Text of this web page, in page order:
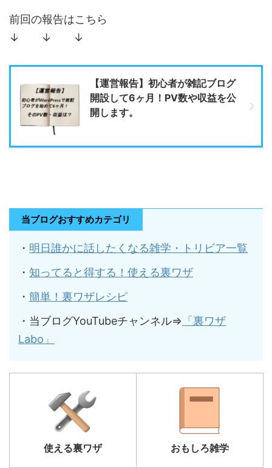
前回の報告はこちら
↓ ↓ ↓
【運営報告】初心者が雑記ブログ
開設して6ヶ月！PV数や収益を公
開します。
当ブログおすすめカテゴリ
・ 明日誰かに話したくなる雑学・トリビア一覧
・ 知ってると得する！使える裏ワザ
・ 簡単！裏ワザレシピ
・当ブログYouTubeチャンネル⇒ 「裏ワザ
Labo」
使える裏ワザ おもしろ雑学